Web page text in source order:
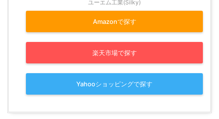
ユーエム工業(Silky)
Amazonで探す
楽天市場で探す
Yahooショッピングで探す